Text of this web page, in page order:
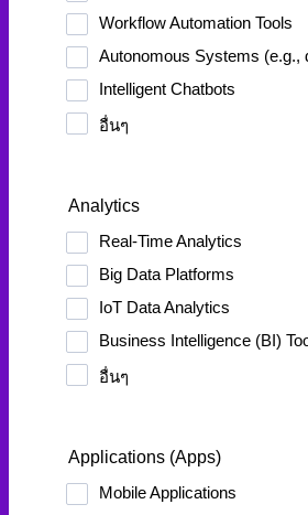
Workflow Automation Tools
Autonomous Systems (e.g.,
Intelligent Chatbots
อื่นๆ
Analytics
Real-Time Analytics
Big Data Platforms
IoT Data Analytics
Business Intelligence (BI)
อื่นๆ
Applications (Apps)
Mobile Applications